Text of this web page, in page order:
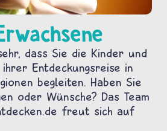
dass Sie die Kinder und
Entdeckungsreise in
begleiten. Haben Sie
oder Wünsche? Das Team
freut sich auf